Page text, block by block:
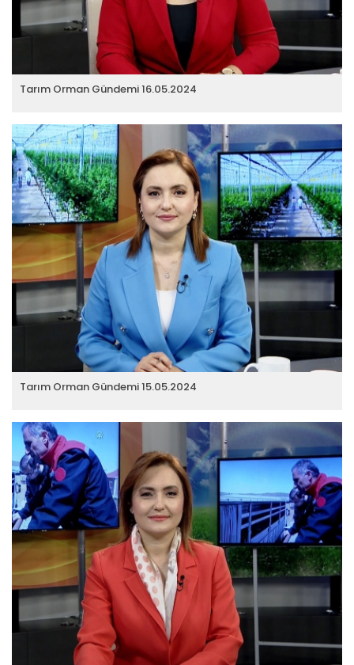
Tarım Orman Gündemi 16.05.2024
Tarım Orman Gündemi 15.05.2024